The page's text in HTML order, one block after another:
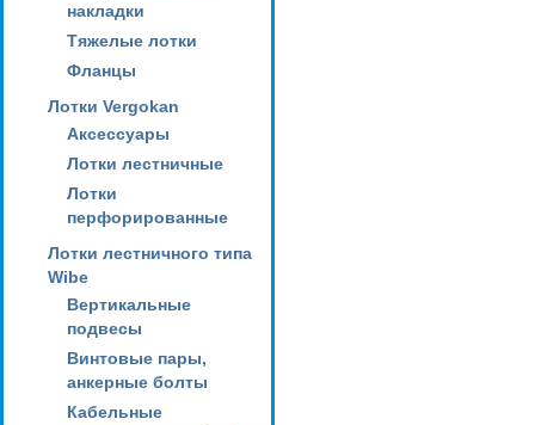
накладки
Тяжелые лотки
Фланцы
Лотки Vergokan
Аксессуары
Лотки лестничные
Лотки
перфорированные
Лотки лестничного типа
Wibe
Вертикальные
подвесы
Винтовые пары,
анкерные болты
Кабельные